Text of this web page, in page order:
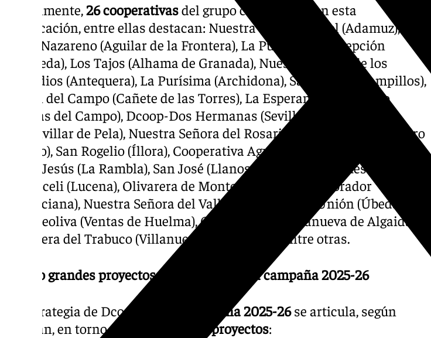
Actualmente,26 cooperativasdel grupo cuentan ya con esta
certificación, entre ellas destacan: Nuestra Madre del Sol (Adamuz),
Jesús Nazareno (Aguilar de la Frontera), La Purísima Concepción
(Alameda), Los Tajos (Alhama de Granada), Nuestra Señora de los
Remedios (Antequera), La Purísima (Archidona), San Benito (Campillos),
Virgen del Campo (Cañete de las Torres), La Esperanza del Campo
(Cuevas del Campo), Dcoop-Dos Hermanas (Sevilla), De Prado
(Navalvillar de Pela), Nuestra Señora del Rosario (El Saucejo), San Isidro
(Espejo), San Rogelio (Íllora), Cooperativa Agrícola de Iznájar, Nuestro
Padre Jesús (La Rambla), San José (Llanos de Don Juan), Nuestra Señora
de Araceli (Lucena), Olivarera de Montoro, San Isidro Labrador
(Palenciana), Nuestra Señora del Valle (Santaella), La Unión (Úbeda),
Templeoliva (Ventas de Huelma), Oleoalgaidas (Villanueva de Algaidas) y
Olivarera del Trabuco (Villanueva del Trabuco), entre otras.
Cuatro grandes proyectos de mejora para la campaña 2025-26
La estrategia de Dcoop para la campaña 2025-26se articula, según
señalan, en torno a
cuatro grandes proyectos: